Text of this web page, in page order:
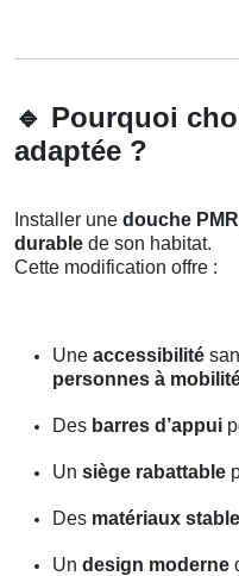
🔹 Pourquoi
adaptée ?
Installer une douche PMR
durable de son habitat.
Cette modification offre :
Une accessibilité
personnes à
Des barres d’appui
Un siège rabattable
Des matériaux
Un design moderne